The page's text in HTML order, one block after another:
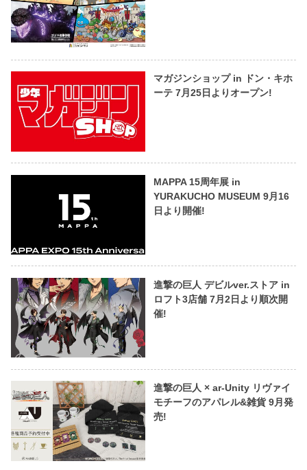
マガジンショップ in ドン・キホ
ーテ 7月25日よりオープン!
MAPPA 15周年展 in
YURAKUCHO MUSEUM 9月16
日より開催!
進撃の巨人 デビルver.ストア in
ロフト3店舗 7月2日より順次開
催!
進撃の巨人 × ar-Unity リヴァイ
モチーフのアパレル&雑貨 9月発
売!